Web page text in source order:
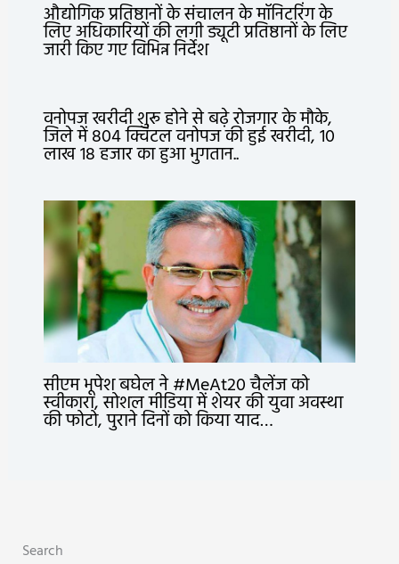
औद्योगिक प्रतिष्ठानों के संचालन के मॉनिटरिंग के
लिए अधिकारियों की लगी ड्यूटी प्रतिष्ठानों के लिए
जारी किए गए विभिन्न निर्देश
वनोपज खरीदी शुरू होने से बढ़े रोजगार के मौके,
जिले में 804 क्विंटल वनोपज की हुई खरीदी, 10
लाख 18 हजार का हुआ भुगतान..
सीएम भूपेश बघेल ने #MeAt20 चैलेंज को
स्वीकारा, सोशल मीडिया में शेयर की युवा अवस्था
की फोटो, पुराने दिनों को किया याद…
Search